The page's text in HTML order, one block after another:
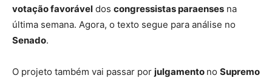
votação favorável dos congressistas paraenses na
última semana. Agora, o texto segue para análise no
Senado.
O projeto também vai passar por julgamento no Supremo